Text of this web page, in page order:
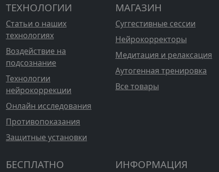
ТЕХНОЛОГИИ
Статьи о наших
технологиях
Воздействие на
подсознание
Технологии
нейрокоррекции
Онлайн исследования
Противопоказания
Защитные установки
МАГАЗИН
Суггестивные сессии
Нейрокорректоры
Медитация и релаксация
Аутогенная тренировка
Все товары
БЕСПЛАТНО ИНФОРМАЦИЯ